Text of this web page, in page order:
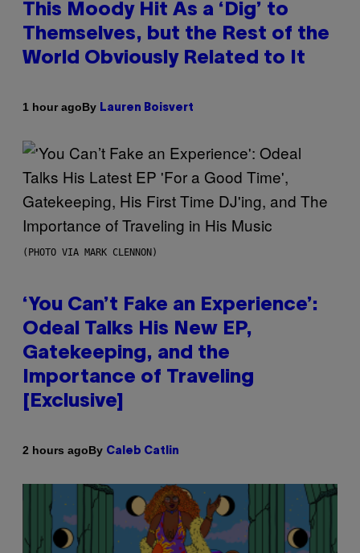
This Moody Hit As a ‘Dig’ to
Themselves, but the Rest of the
World Obviously Related to It
1 hour agoBy Lauren Boisvert
(PHOTO VIA MARK CLENNON)
‘You Can’t Fake an Experience’:
Odeal Talks His New EP,
Gatekeeping, and the
Importance of Traveling
[Exclusive]
2 hours agoBy Caleb Catlin